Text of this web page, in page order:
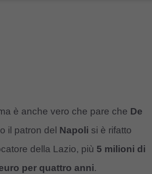
è anche vero che pare che De
il patron del Napoli si è rifatto
della Lazio, più 5 milioni di
per quattro anni.